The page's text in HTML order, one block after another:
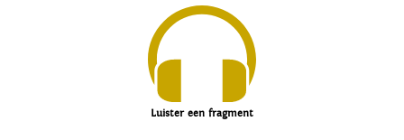
Luister een fragment